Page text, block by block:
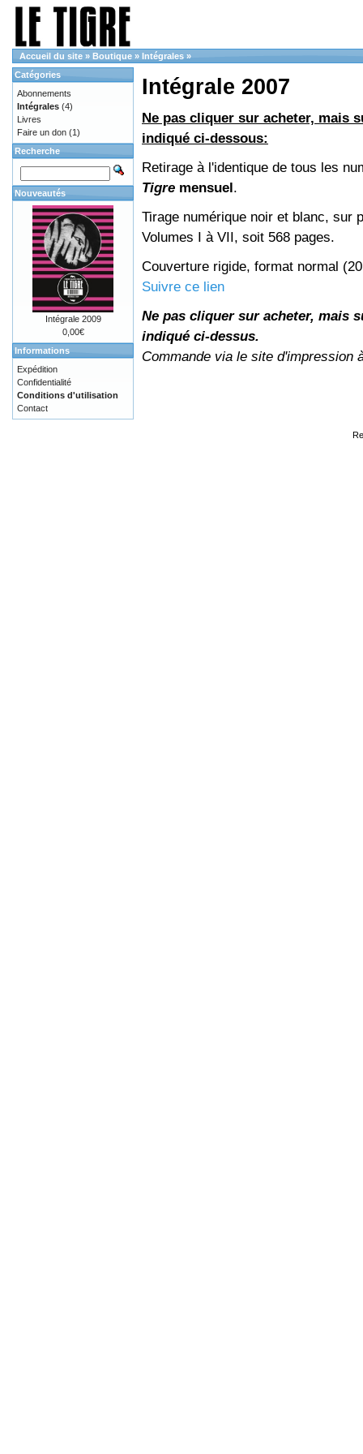
Accueil du site » Boutique » Intégrales »
Intégrale 2007
Ne pas cliquer sur acheter, mais
indiqué ci-dessous:
Retirage à l'identique de tous les
Tigre mensuel.
Tirage numérique noir et blanc, sur
Volumes I à VII, soit 568 pages.
Couverture rigide, format normal
Suivre ce lien
Ne pas cliquer sur acheter, mais
indiqué ci-dessus.
Commande via le site d'impression
Catégories
Abonnements
Intégrales (4)
Livres
Faire un don (1)
Recherche
Nouveautés
Intégrale 2009
0,00€
Informations
Expédition
Confidentialité
Conditions d'utilisation
Contact